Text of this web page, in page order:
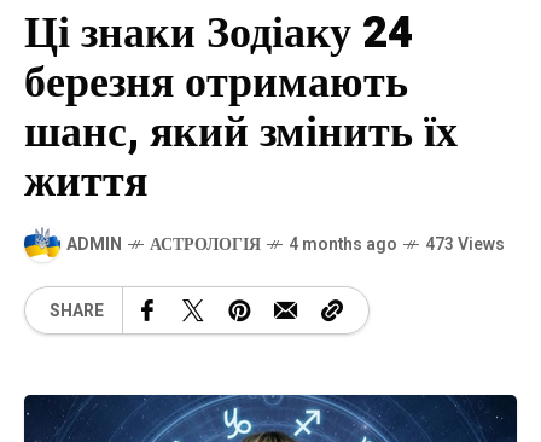
Ці знаки Зодіаку 24
березня отримають
шанс, який змінить їх
життя
ADMIN АСТРОЛОГІЯ 4 months ago 473 Views
SHARE